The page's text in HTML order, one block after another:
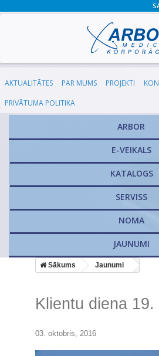
AKTUALITĀTES PAR MUMS PROJEKTI
PRIVĀTUMA POLITIKA
ARBOR
E-VEIKALS
KATALOGS
​SERVISS
NOMA
JAUNUMI
Sākums Jaunumi
Klientu diena
03. oktobris, 2016